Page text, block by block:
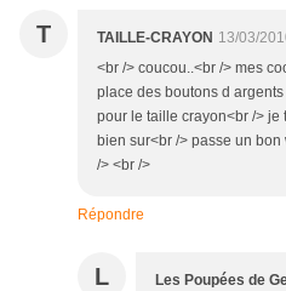
T TAILLE-CRAYON 13/03/
<br /> coucou..<br /> mes
place des boutons d
pour le taille crayon<br />
bien sur<br /> passe un
/> <br />
Répondre
L Les Poupées de